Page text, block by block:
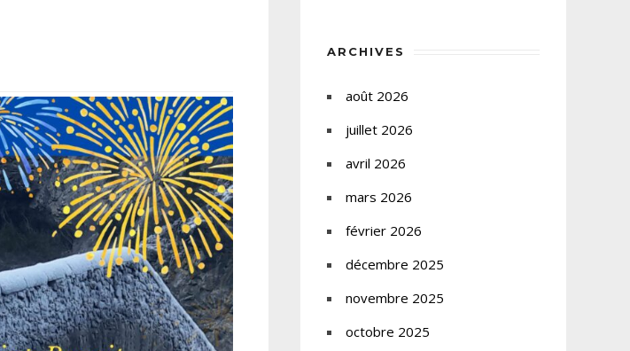
ARCHIVES
août 2026
juillet 2026
avril 2026
mars 2026
février 2026
décembre 2025
novembre 2025
octobre 2025